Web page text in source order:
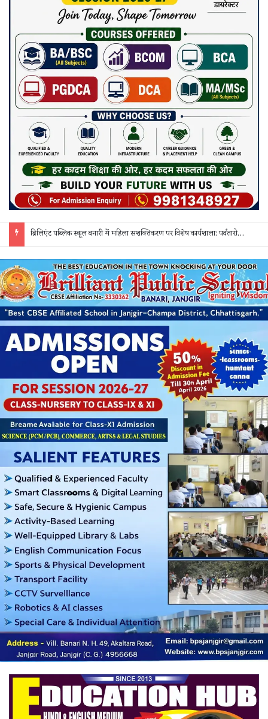
बम्हनीडीह में 13 सितंबर से बहेगी भागवत ज्ञान गंगा: जयपुरिया परिवार के आयोजन में डॉ. अनिरुद्धाचार्य जी महाराज करेंगे कथा वाचन